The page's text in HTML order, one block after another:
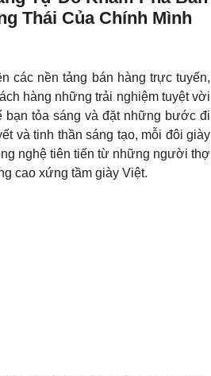
Thái Của Chính Mình
các nền tảng bán hàng trực tuyến,
hàng những trải nghiệm tuyệt vời
bạn tỏa sáng và đặt những bước đi
và tinh thần sáng tạo, mỗi đôi giày
nghệ tiên tiến từ những người thợ
cao xứng tầm giày Việt.